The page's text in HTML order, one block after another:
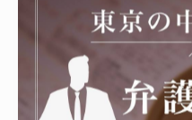
舟渡国際法律事務所
住所 : 東京都豊島区高田3
電話番号 :050-7587-4639